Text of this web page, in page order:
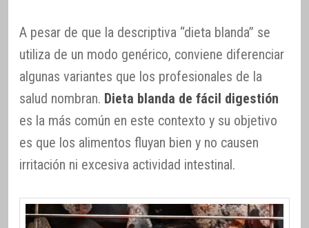
A pesar de que la descriptiva “dieta blanda” se
utiliza de un modo genérico, conviene diferenciar
algunas variantes que los profesionales de la
salud nombran. Dieta blanda de fácil digestión
es la más común en este contexto y su objetivo
es que los alimentos fluyan bien y no causen
irritación ni excesiva actividad intestinal.